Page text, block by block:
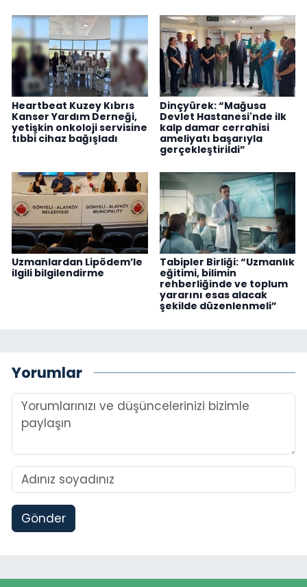
Heartbeat Kuzey Kıbrıs
Kanser Yardım Derneği,
yetişkin onkoloji servisine
tıbbi cihaz bağışladı
Dinçyürek: “Mağusa
Devlet Hastanesi'nde ilk
kalp damar cerrahisi
ameliyatı başarıyla
gerçekleştirildi”
Uzmanlardan Lipödem’le
ilgili bilgilendirme
Tabipler Birliği: “Uzmanlık
eğitimi, bilimin
rehberliğinde ve toplum
yararını esas alacak
şekilde düzenlenmeli”
Yorumlar
Gönder